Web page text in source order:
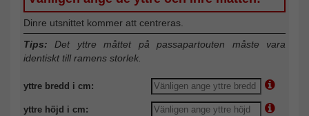
Dinre utsnittet kommer att centreras.
Tips: Det yttre måttet på passapartouten måste vara
identiskt till ramens storlek.
yttre bredd i cm:
yttre höjd i cm: